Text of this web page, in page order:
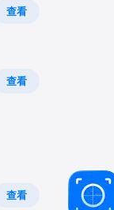
查看
查看
查看